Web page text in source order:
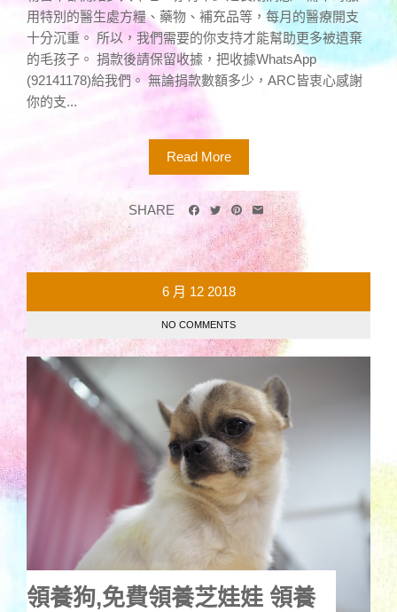
用特別的醫生處方糧、藥物、補充品等，每月的醫療開支
十分沉重。 所以，我們需要的你支持才能幫助更多被遺棄
的毛孩子。 捐款後請保留收據，把收據WhatsApp
(92141178)給我們。 無論捐款數額多少，ARC皆衷心感謝
你的支...
Read More
SHARE
6 月 12 2018
NO COMMENTS
領養狗,免費領養芝娃娃 領養